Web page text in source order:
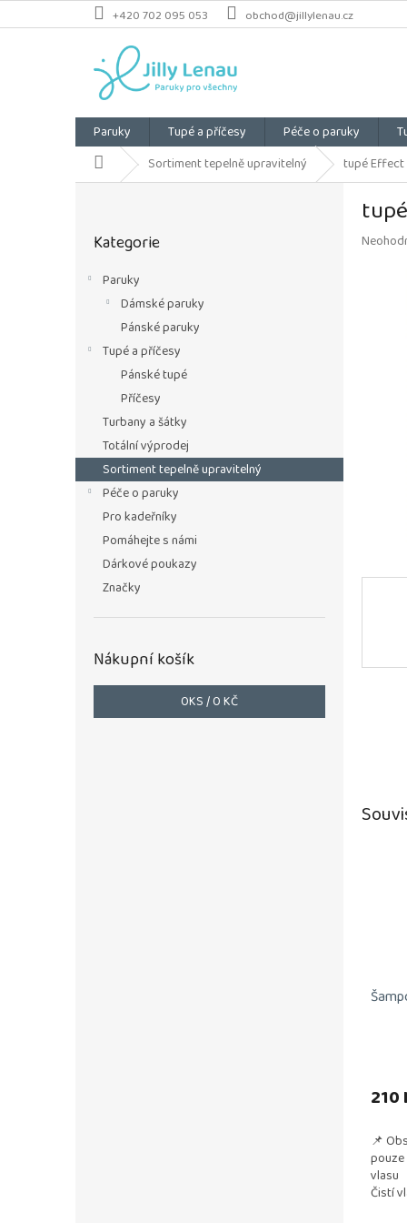
Přejít
na
+420 702 095 053 obchod@jillylenau.cz
Paruky Tupé a příčesy Péče o paruky
Domů Sortiment tepelně upravitelný tupé Effect
P
l
kategorie
Kategorie
Paruky
Dámské paruky
Pánské paruky
Tupé a příčesy
Pánské tupé
Příčesy
Turbany a šátky
Totální výprodej
Sortiment tepelně upravitelný
Péče o paruky
Pro kadeřníky
Pomáhejte s námi
Dárkové poukazy
Značky
Nákupní košík
0KS /0 KČ
210
📌
vlasu
Čistí